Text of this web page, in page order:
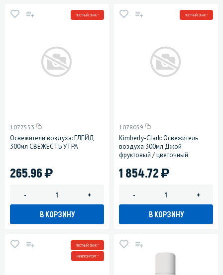
ЧЕСТНЫЙ ЗНАК *
1077553
Освежители воздуха: ГЛЕЙД
300мл СВЕЖЕСТЬ УТРА
265.96)
- +
В КОРЗИНУ
ЧЕСТНЫЙ ЗНАК *
1078059
Kimberly-Clark: Освежитель
воздуха 300мл Джой
фруктовый / цветочный
1 854.72)
- +
В КОРЗИНУ
ЧЕСТНЫЙ ЗНАК *
МИНПРОМТОРГ *